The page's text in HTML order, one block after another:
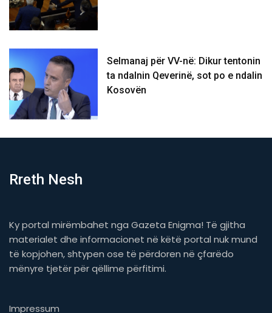
Selmanaj për VV-në: Dikur tentonin
ta ndalnin Qeverinë, sot po e ndalin
Kosovën
Rreth Nesh
Ky portal mirëmbahet nga Gazeta Enigma! Të gjitha
materialet dhe informacionet në këtë portal nuk mund
të kopjohen, shtypen ose të përdoren në çfarëdo
mënyre tjetër për qëllime përfitimi.
Impressum